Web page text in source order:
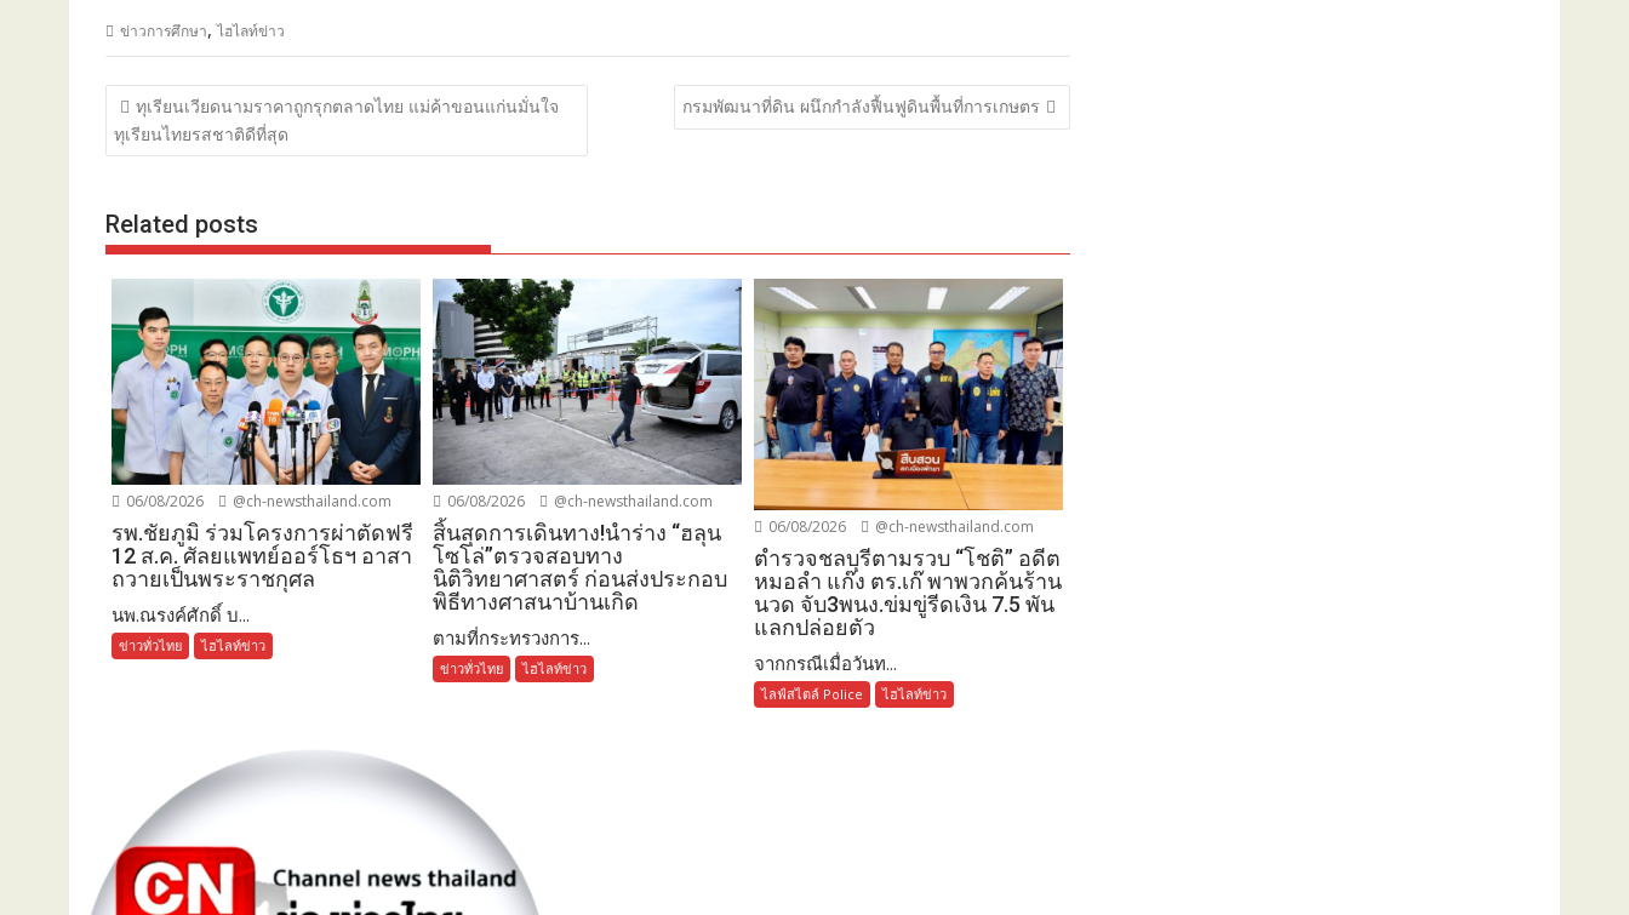
ข่าวการศึกษา,ไฮไลท์ข่าว
แนะแนว
เรื่อง
ทุเรียนเวียดนามราคาถูกรุกตลาดไทย แม่ค้าขอนแก่นมั่นใจ
ทุเรียนไทยรสชาติดีที่สุด
กรมพัฒนาที่ดิน ผนึกกำลังฟื้นฟูดินพื้นที่การเกษตร
Related posts
06/08/2026 @ch-newsthailand.com
รพ.ชัยภูมิ ร่วมโครงการผ่าตัดฟรี
12 ส.ค. ศัลยแพทย์ออร์โธฯ อาสา
ถวายเป็นพระราชกุศล
นพ.ณรงค์ศักดิ์ บ...
ข่าวทั่วไทย ไฮไลท์ข่าว
06/08/2026 @ch-newsthailand.com
สิ้นสุดการเดินทาง!นำร่าง “ฮลุน
โซโล่”ตรวจสอบทาง
นิติวิทยาศาสตร์ ก่อนส่งประกอบ
พิธีทางศาสนาบ้านเกิด
ตามที่กระทรวงการ...
ข่าวทั่วไทย ไฮไลท์ข่าว
06/08/2026 @ch-newsthailand.com
ตำรวจชลบุรีตามรวบ “โชติ” อดีต
หมอลำ แก๊ง ตร.เก๊ พาพวกค้นร้าน
นวด จับ3พนง.ข่มขู่รีดเงิน 7.5 พัน
แลกปล่อยตัว
จากกรณีเมื่อวันท...
ไลฟ์สไตล์ Police ไฮไลท์ข่าว